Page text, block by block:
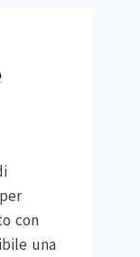
con
una